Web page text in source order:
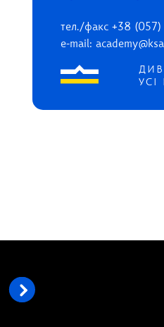
тел./факс +38
e-mail:
УСІ